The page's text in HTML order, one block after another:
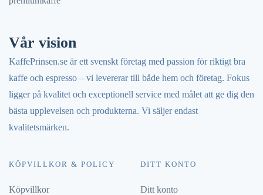
Vår vision
KaffePrinsen.se är ett svenskt företag med passion för riktigt bra
kaffe och espresso – vi levererar till både hem och företag. Fokus
ligger på kvalitet och exceptionell service med målet att ge dig den
bästa upplevelsen och produkterna. Vi säljer endast
kvalitetsmärken.
KÖPVILLKOR & POLICY
Köpvillkor
DITT KONTO
Ditt konto